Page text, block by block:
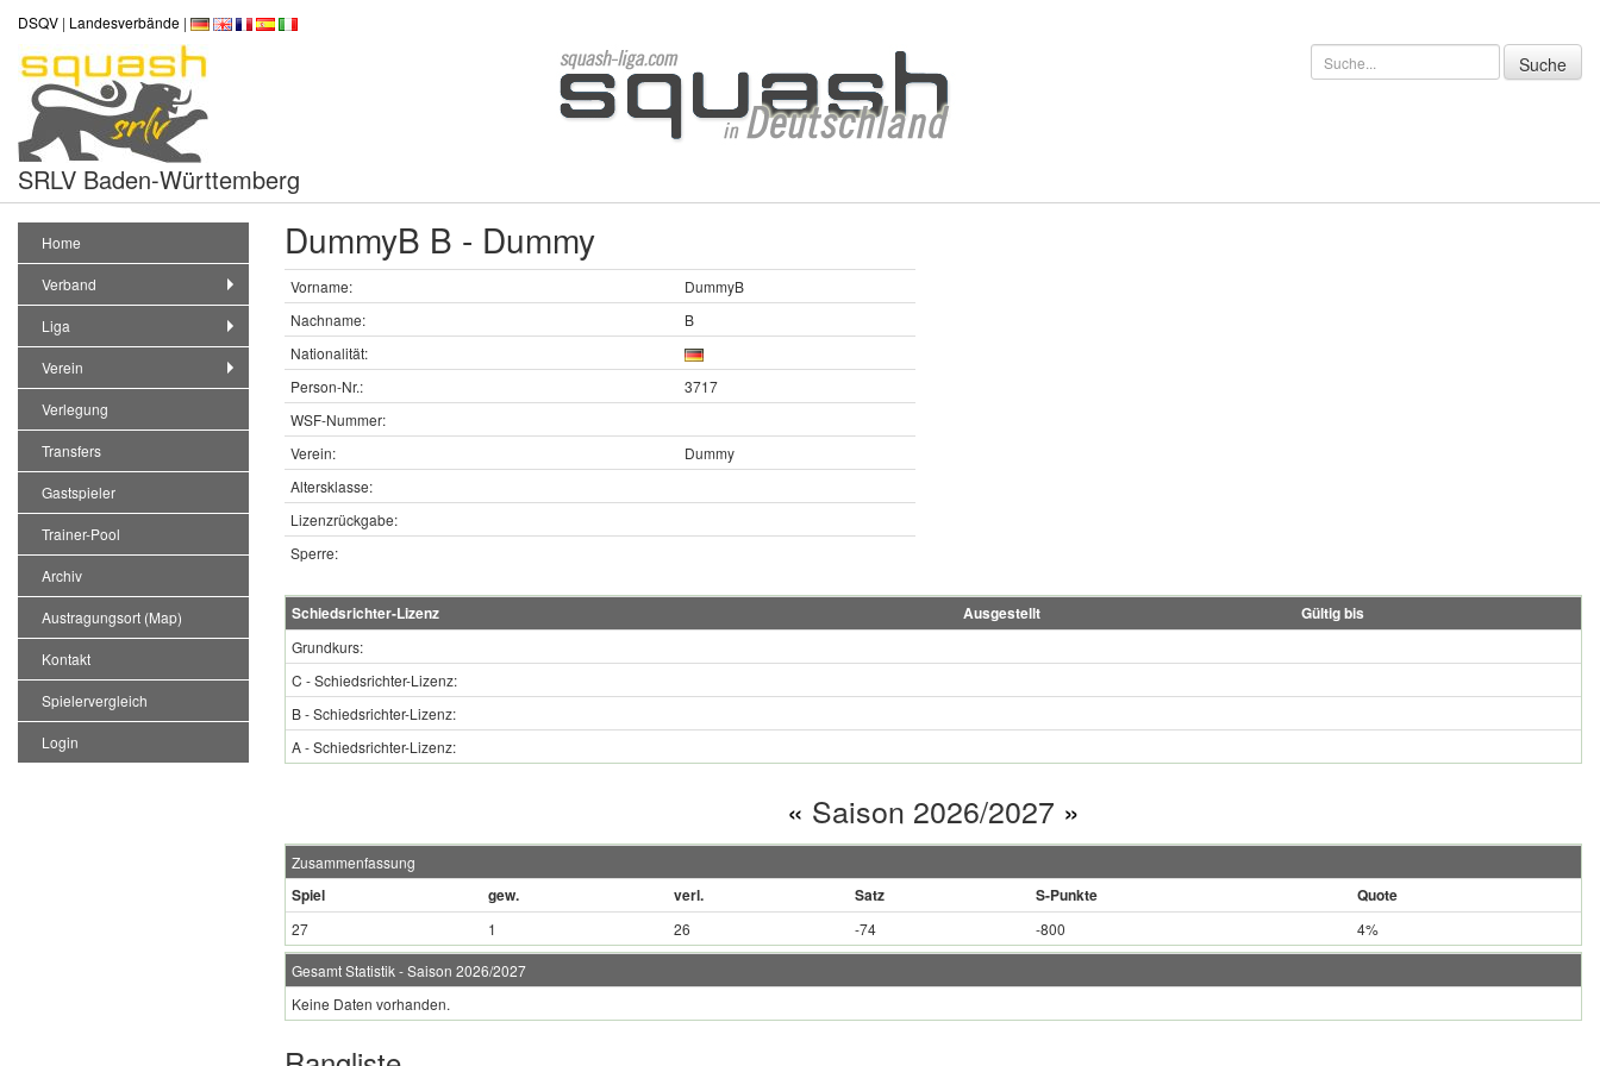
DSQV | Landesverbände |
SRLV Baden-Württemberg
Home
Verband
Liga
Verein
Verlegung
Transfers
Gastspieler
Trainer-Pool
Archiv
Austragungsort (Map)
Kontakt
Spielervergleich
Login
DummyB B - Dummy
Vorname:
DummyB
Nachname:
B
Nationalität:
Person-Nr.:
3717
WSF-Nummer:
Verein:
Dummy
Altersklasse:
Lizenzrückgabe:
Sperre:
Schiedsrichter-Lizenz Ausgestellt Gültig bis
Grundkurs:
C - Schiedsrichter-Lizenz:
B - Schiedsrichter-Lizenz:
A - Schiedsrichter-Lizenz:
« Saison 2026/2027 »
Zusammenfassung
Spiel gew. verl. Satz S-Punkte Quote
27 1 26 -74 -800 4%
Gesamt Statistik - Saison 2026/2027
Keine Daten vorhanden.